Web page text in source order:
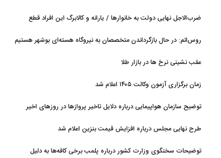
ضرب‌الاجل نهایی دولت به خانوارها / یارانه و کالابرگ این افراد قطع
روس‌اتم: در حال بازگرداندن متخصصان به نیروگاه هسته‌ای بوشهر هستیم
عقب نشینی نرخ ها در بازار طلا
زمان برگزاری آزمون وکالت ۱۴۰۵ اعلام شد
توضیح سازمان هواپیمایی درباره دلایل تاخیر پروازها در روزهای اخیر
طرح نهایی مجلس درباره افزایش قیمت بنزین اعلام شد
توضیحات سخنگوی وزارت کشور درباره پلمب برخی کافه‌ها به دلیل